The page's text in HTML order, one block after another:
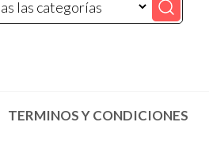
TERMINOS Y CONDICIONES